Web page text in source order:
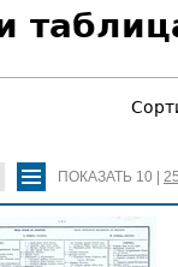
ПОКАЗАТЬ 10